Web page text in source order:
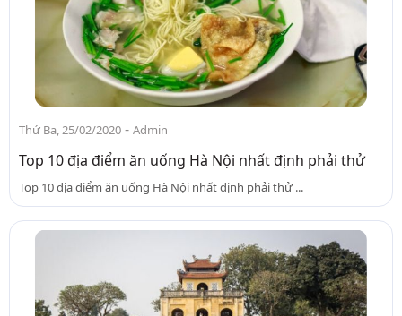
Thứ Ba, 25/02/2020 - Admin
Top 10 địa điểm ăn uống Hà Nội nhất định phải thử
Top 10 địa điểm ăn uống Hà Nội nhất định phải thử ...